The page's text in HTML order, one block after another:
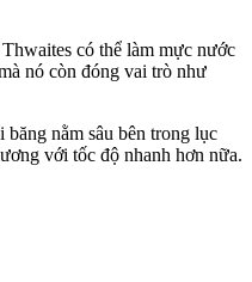
có thể làm mực nước
nó còn đóng vai trò như
nằm sâu bên trong lục
với tốc độ nhanh hơn nữa.